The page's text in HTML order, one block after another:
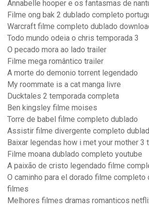
Annabelle hooper e os fantasmas de
Filme ong bak 2 dublado completo
Warcraft filme completo dublado
Todo mundo odeia o chris temporada 3
O pecado mora ao lado trailer
Filme mega romântico trailer
A morte do demonio torrent legendado
My roommate is a cat manga livre
Ducktales 2 temporada completa
Ben kingsley filme moises
Torre de babel filme completo dublado
Assistir filme divergente completo
Baixar legendas how i met your mother 3
Filme moana dublado completo youtube
A paixão de cristo legendado filme
O caminho para el dorado filme completo
filmes
Melhores filmes dramas romanticos